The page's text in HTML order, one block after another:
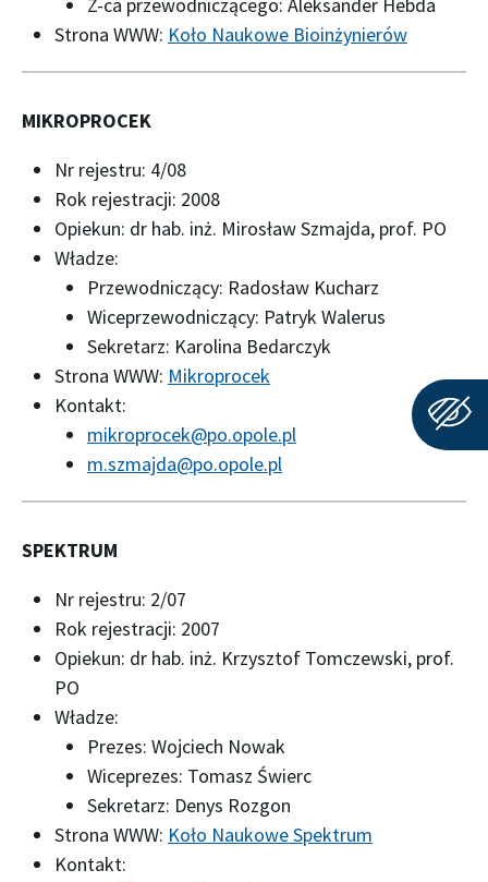
Strona WWW: Koło Naukowe Bioinżynierów
MIKROPROCEK
Nr rejestru: 4/08
Rok rejestracji: 2008
Opiekun: dr hab. inż. Mirosław Szmajda, prof. PO
Władze:
Przewodniczący: Radosław Kucharz
Wiceprzewodniczący: Patryk Walerus
Sekretarz: Karolina Bedarczyk
Strona WWW: Mikroprocek
Kontakt:
mikroprocek@po.opole.pl
m.szmajda@po.opole.pl
SPEKTRUM
Nr rejestru: 2/07
Rok rejestracji: 2007
Opiekun: dr hab. inż. Krzysztof Tomczewski, prof.
PO
Władze:
Prezes: Wojciech Nowak
Wiceprezes: Tomasz Świerc
Sekretarz: Denys Rozgon
Strona WWW: Koło Naukowe Spektrum
Kontakt: